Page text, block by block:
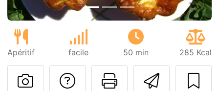
Apéritif facile 50 min 285 Kcal
Imprimer
Poser une